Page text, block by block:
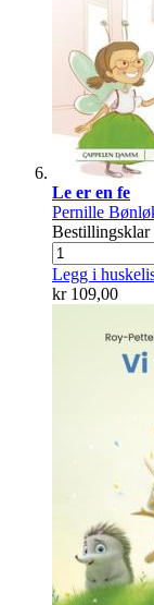
Le er en fe
Pernille
Bestillingsklar
Legg i
kr 109,00